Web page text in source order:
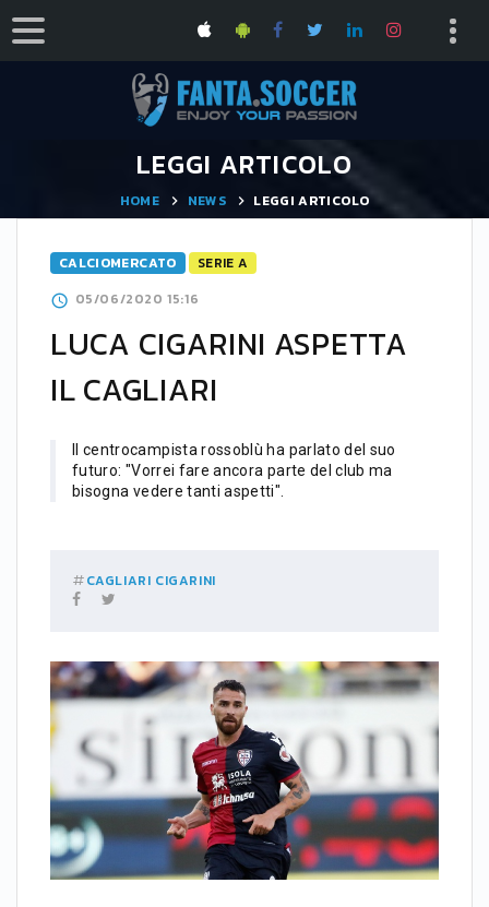
LEGGI ARTICOLO
HOME NEWS LEGGI ARTICOLO
CALCIOMERCATO
SERIE A
05/06/2020 15:16
LUCA CIGARINI ASPETTA
IL CAGLIARI
Il centrocampista rossoblù ha parlato del suo
futuro: "Vorrei fare ancora parte del club ma
bisogna vedere tanti aspetti".
CAGLIARI CIGARINI